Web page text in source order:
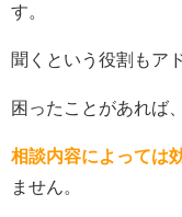
す。
聞くという役割もア
困ったことがあれば
相談内容によっては
ません。